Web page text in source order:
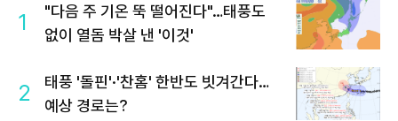
1
"다음 주 기온 뚝 떨어진다"…태풍도
없이 열돔 박살 낸 '이것'
2
태풍 '돌핀'·'찬홈' 한반도 빗겨간다…
예상 경로는?